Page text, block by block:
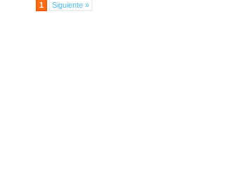
1 Siguiente »